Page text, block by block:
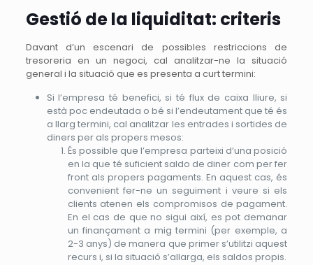
Gestió de la liquiditat: criteris
Davant d’un escenari de possibles restriccions de
tresoreria en un negoci, cal analitzar-ne la situació
general i la situació que es presenta a curt termini:
Si l’empresa té benefici, si té flux de caixa lliure, si
està poc endeutada o bé si l’endeutament que té és
a llarg termini, cal analitzar les entrades i sortides de
diners per als propers mesos:
És possible que l’empresa parteixi d’una posició
en la que té suficient saldo de diner com per fer
front als propers pagaments. En aquest cas, és
convenient fer-ne un seguiment i veure si els
clients atenen els compromisos de pagament.
En el cas de que no sigui així, es pot demanar
un finançament a mig termini (per exemple, a
2-3 anys) de manera que primer s’utilitzi aquest
recurs i, si la situació s’allarga, els saldos propis.